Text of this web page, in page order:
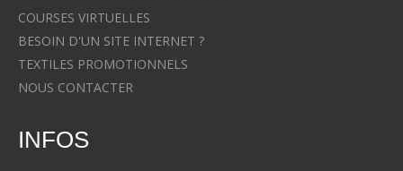
COURSES VIRTUELLES
BESOIN D'UN SITE INTERNET ?
TEXTILES PROMOTIONNELS
NOUS CONTACTER
INFOS